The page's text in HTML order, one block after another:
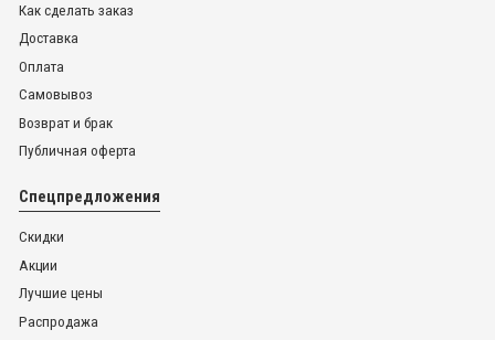
Как сделать заказ
Доставка
Оплата
Самовывоз
Возврат и брак
Публичная оферта
Спецпредложения
Скидки
Акции
Лучшие цены
Распродажа